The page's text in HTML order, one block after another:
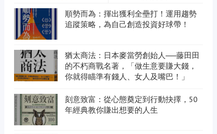
順勢而為：揮出獲利全壘打！運用趨勢
追蹤策略，為自己創造投資好球帶！
猶太商法：日本麥當勞創始人──藤田田
的不朽商戰名著，「做生意要賺大錢，
你就得瞄準有錢人、女人及嘴巴！」
刻意致富：從心態奠定到行動抉擇，50
年經典教你賺出想要的人生